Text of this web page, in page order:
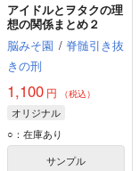
アイドルとヲタクの理
想の関係まとめ２
脳みそ園 / 脊髄引き抜
きの刑
1,100 円 （税込）
オリジナル
○：在庫あり
サンプル